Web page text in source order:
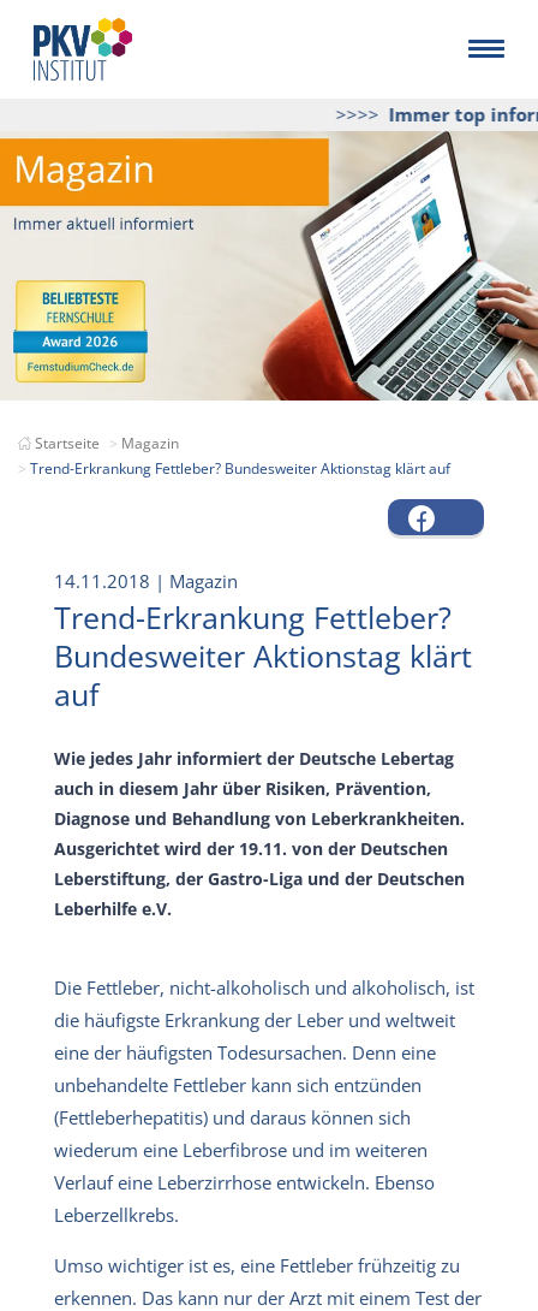
>>>>Immer top
Startseite
Magazin
Trend-Erkrankung Fettleber? Bundesweiter Aktionstag klärt auf
14.11.2018 | Magazin
Trend-Erkrankung Fettleber?
Bundesweiter Aktionstag klärt
auf
Wie jedes Jahr informiert der Deutsche Lebertag
auch in diesem Jahr über Risiken, Prävention,
Diagnose und Behandlung von Leberkrankheiten.
Ausgerichtet wird der 19.11. von der Deutschen
Leberstiftung, der Gastro-Liga und der Deutschen
Leberhilfe e.V.
Die Fettleber, nicht-alkoholisch und alkoholisch, ist
die häufigste Erkrankung der Leber und weltweit
eine der häufigsten Todesursachen. Denn eine
unbehandelte Fettleber kann sich entzünden
(Fettleberhepatitis) und daraus können sich
wiederum eine Leberfibrose und im weiteren
Verlauf eine Leberzirrhose entwickeln. Ebenso
Leberzellkrebs.
Umso wichtiger ist es, eine Fettleber frühzeitig zu
erkennen. Das kann nur der Arzt mit einem Test der